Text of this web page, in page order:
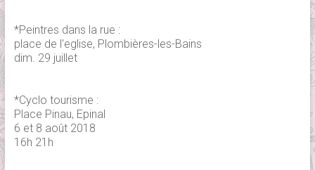
*Peintres dans la rue :
place de l'eglise, Plombières-les-Bains
dim. 29 juillet
*Cyclo tourisme :
Place Pinau, Epinal
6 et 8 août 2018
16h 21h